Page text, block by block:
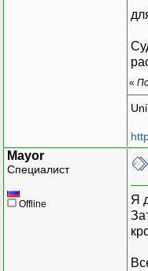
«
Mayor
Специалист
Offline
Я